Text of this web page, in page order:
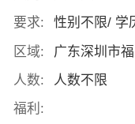
要求:
性别不限/ 学
区域:
广东深圳市
人数:
人数不限
福利: